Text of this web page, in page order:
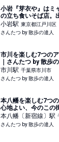
小岩『芽衣や』はミ
の立ち食いそば店。
んたつ by 散歩の達人
小岩駅 東京都江戸川区
さんたつ by 散歩の達人
市川を楽しむ7つの
｜さんたつ by 散歩
市川駅 千葉県市川市
さんたつ by 散歩の達人
本八幡を楽しむ7つ
心地よい、今のこの
本八幡〔新宿線〕駅
さんたつ by 散歩の達人